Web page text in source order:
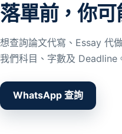
落單前，你可
想查詢論文代寫、Essay 代
我們科目、字數及 Deadline
WhatsApp 查詢